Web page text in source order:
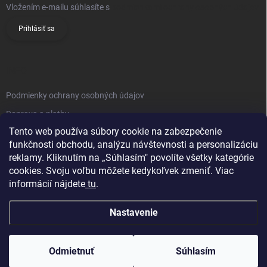
Tento web používa súbory cookie na zabezpečenie
funkčnosti obchodu, analýzu návštevnosti a personalizáciu
reklamy. Kliknutím na „Súhlasím" povolíte všetky kategórie
cookies. Svoju voľbu môžete kedykoľvek zmeniť. Viac
informácií nájdete tu.
Nastavenie
Odmietnuť Súhlasím
Vložením e-mailu súhlasíte s
Prihlásiť sa
Podmienky ochrany osobných údajov
Doprava a platby
Obchodné podmienky
Reklamačný poriadok
Vrátenie tovaru
Kontakty
Copyright 2026Knifestore . Všetky práva vyhradené. Upraviť nastavenie